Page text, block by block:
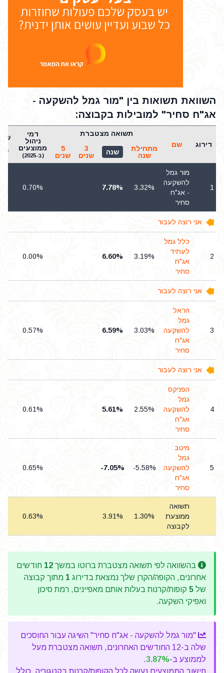
השוואת תשואות בין "מור גמל להשקעה -
אג"ח סחיר" למובילות בקבוצה:
דירוג שם
תשואה מצטברת
דמי
ניהול
ממוצעים
(ב-2025)
מתחילת
שנה
שנה
3
שנים
5
שנים
1
מור גמל
להשקעה
- אג"ח
סחיר
3.32%
7.78%
0.70%
אני רוצה לעבור
2
כלל גמל
לעתיד
אג"ח
סחיר
3.19%
6.60%
0.00%
אני רוצה לעבור
3
הראל
גמל
להשקעה
אג"ח
סחיר
3.03%
6.59%
0.57%
אני רוצה לעבור
4
הפניקס
גמל
להשקעה
אג"ח
סחיר
2.55%
5.61%
0.61%
5
מיטב
גמל
להשקעה
אג"ח
סחיר
-5.58%
-7.05%
0.65%
תשואה
ממוצעת
לקבוצה
1.30%
3.91%
0.63%
בהשוואה לפי תשואה מצטברת ברוטו במשך 12 חודשים
אחרונים, הקופה/הקרן שלך נמצאת בדירוג 1 מתוך קבוצה
של 5 קופות/קרנות בעלות אותם מאפיינים, רמת סיכון
ואפיקי השקעה.
"מור גמל להשקעה - אג"ח סחיר" השיגה עבור החוסכים
שלה ב-12 החודשים האחרונים, תשואה מצטברת מעל
לממוצע ב-3.87%
.
חישוב הממוצעים נעשה לכל הקופות/קרנות בקטגוריה, כולל